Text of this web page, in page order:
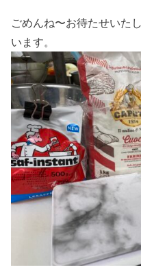
ごめんね〜お待たせいた
います。